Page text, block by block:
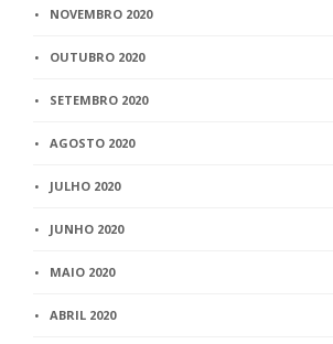
NOVEMBRO 2020
OUTUBRO 2020
SETEMBRO 2020
AGOSTO 2020
JULHO 2020
JUNHO 2020
MAIO 2020
ABRIL 2020